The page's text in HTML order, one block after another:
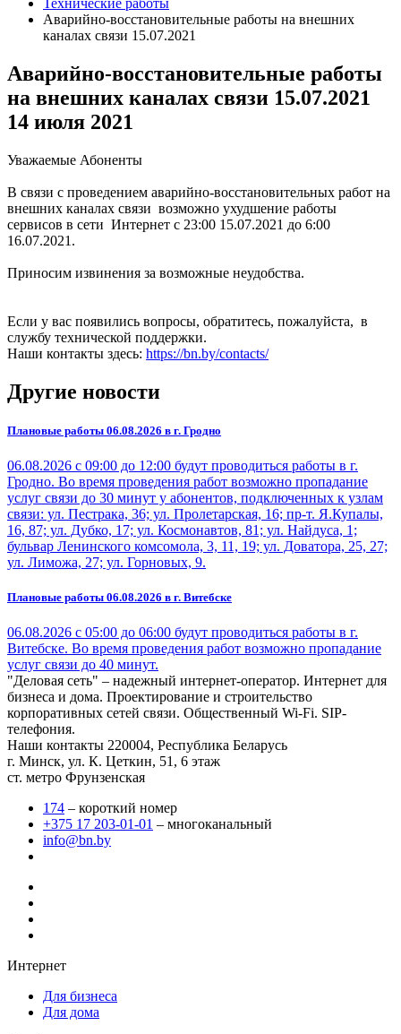
Технические работы
Аварийно-восстановительные работы на внешних
каналах связи 15.07.2021
Аварийно-восстановительные работы
на внешних каналах связи 15.07.2021
14 июля 2021
Уважаемые Абоненты
В связи с проведением аварийно-восстановительных работ на
внешних каналах связи возможно ухудшение работы
сервисов в сети Интернет с 23:00 15.07.2021 до 6:00
16.07.2021.
Приносим извинения за возможные неудобства.
Если у вас появились вопросы, обратитесь, пожалуйста, в
службу технической поддержки.
Наши контакты здесь: https://bn.by/contacts/
Другие новости
Плановые работы 06.08.2026 в г. Гродно
06.08.2026 с 09:00 до 12:00 будут проводиться работы в г.
Гродно. Во время проведения работ возможно пропадание
услуг связи до 30 минут у абонентов, подключенных к узлам
связи: ул. Пестрака, 36; ул. Пролетарская, 16; пр-т. Я.Купалы,
16, 87; ул. Дубко, 17; ул. Космонавтов, 81; ул. Найдуса, 1;
бульвар Ленинского комсомола, 3, 11, 19; ул. Доватора, 25, 27;
ул. Лиможа, 27; ул. Горновых, 9.
Плановые работы 06.08.2026 в г. Витебске
06.08.2026 с 05:00 до 06:00 будут проводиться работы в г.
Витебске. Во время проведения работ возможно пропадание
услуг связи до 40 минут.
"Деловая сеть" – надежный интернет-оператор. Интернет для
бизнеса и дома. Проектирование и строительство
корпоративных сетей связи. Общественный Wi-Fi. SIP-
телефония.
Наши контакты 220004, Республика Беларусь
г. Минск, ул. К. Цеткин, 51, 6 этаж
ст. метро Фрунзенская
174 – короткий номер
+375 17 203-01-01 – многоканальный
info@bn.by
Интернет
Для бизнеса
Для дома